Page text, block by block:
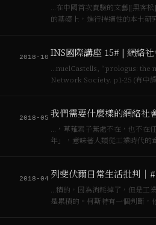
…在中國首次實驗的文藝[[黑客
的基礎上，進行持續性的本土研
及提出新的方法論，以與國際學
2018-10
…nuelCastells, “prologus: the
Network Society. p1-25 (有中
2018-05 我們需要什麼樣的網絡社
…，草薙素子無處不在，也不在
年」，意味著人類從工業時代的
2018-04
…積的，因為消耗掉了，但是工
是累積的。柯斯特有一個判斷，